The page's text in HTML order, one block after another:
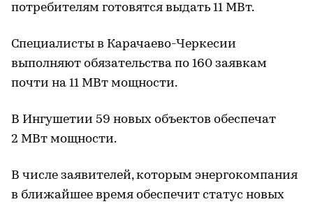
потребителям готовятся выдать 11 МВт.
Специалисты в Карачаево-Черкесии
выполняют обязательства по 160 заявкам
почти на 11 МВт мощности.
В Ингушетии 59 новых объектов обеспечат
2 МВт мощности.
В числе заявителей, которым энергокомпания
в ближайшее время обеспечит статус новых